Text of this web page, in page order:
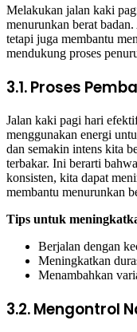
Melakukan jalan kaki
menurunkan berat
tetapi juga membantu
mendukung proses
3.1. Proses
Jalan kaki pagi hari
menggunakan energi
dan semakin intens kita
terbakar. Ini berarti
konsisten, kita dapat
membantu menurunkan
Tips untuk
Berjalan dengan
Meningkatkan
Menambahkan
3.2. Mengontrol